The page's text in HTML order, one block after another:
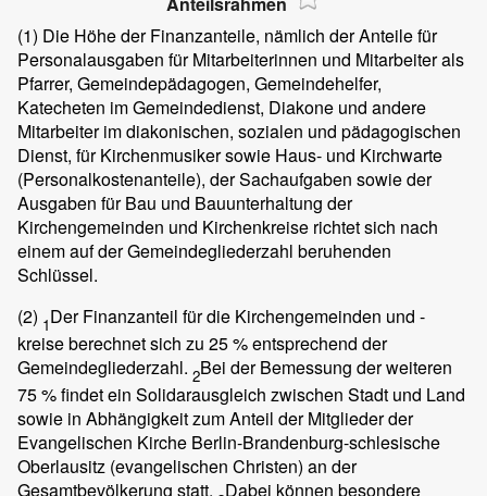
(1) Die Höhe der Finanzanteile, nämlich der Anteile für
Personalausgaben für Mitarbeiterinnen und Mitarbeiter als
Pfarrer, Gemeindepädagogen, Gemeindehelfer,
Katecheten im Gemeindedienst, Diakone und andere
Mitarbeiter im diakonischen, sozialen und pädagogischen
Dienst, für Kirchenmusiker sowie Haus- und Kirchwarte
(Personalkostenanteile), der Sachaufgaben sowie der
Ausgaben für Bau und Bauunterhaltung der
Kirchengemeinden und Kirchenkreise richtet sich nach
einem auf der Gemeindegliederzahl beruhenden
Schlüssel.
(2) 1Der Finanzanteil für die Kirchengemeinden und -
kreise berechnet sich zu 25 % entsprechend der
Gemeindegliederzahl. 2Bei der Bemessung der weiteren
75 % findet ein Solidarausgleich zwischen Stadt und Land
sowie in Abhängigkeit zum Anteil der Mitglieder der
Evangelischen Kirche Berlin-Brandenburg-schlesische
Oberlausitz (evangelischen Christen) an der
Gesamtbevölkerung statt. Dabei können besondere